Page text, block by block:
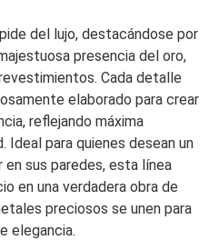
del lujo, destacándose por
presencia del oro,
Cada detalle
elaborado para crear
reflejando máxima
para quienes desean un
sus paredes, esta línea
en una verdadera obra de
preciosos se unen para
elegancia.